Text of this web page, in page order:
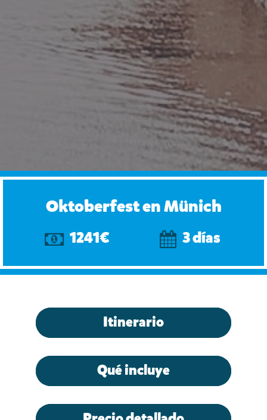
Oktoberfest en Münich
1241€ 3 días
Itinerario
Qué incluye